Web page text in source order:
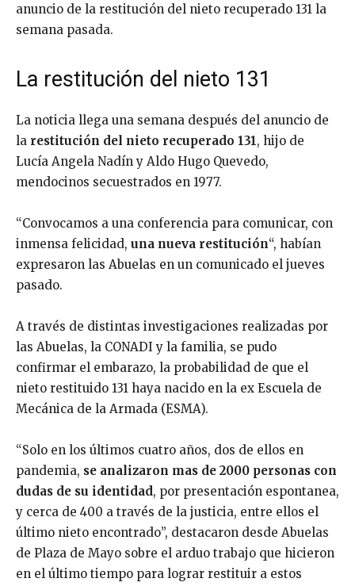
anuncio de la restitución del nieto recuperado 131 la
semana pasada.
La restitución del nieto 131
La noticia llega una semana después del anuncio de
la restitución del nieto recuperado 131 , hijo de
Lucía Angela Nadín y Aldo Hugo Quevedo,
mendocinos secuestrados en 1977.
“Convocamos a una conferencia para comunicar, con
inmensa felicidad, una nueva restitución“, habían
expresaron las Abuelas en un comunicado el jueves
pasado.
A través de distintas investigaciones realizadas por
las Abuelas, la CONADI y la familia, se pudo
confirmar el embarazo, la probabilidad de que el
nieto restituido 131 haya nacido en la ex Escuela de
Mecánica de la Armada (ESMA).
“Solo en los últimos cuatro años, dos de ellos en
pandemia, se analizaron mas de 2000 personas con
dudas de su identidad, por presentación espontanea,
y cerca de 400 a través de la justicia, entre ellos el
último nieto encontrado”, destacaron desde Abuelas
de Plaza de Mayo sobre el arduo trabajo que hicieron
en el último tiempo para lograr restituir a estos